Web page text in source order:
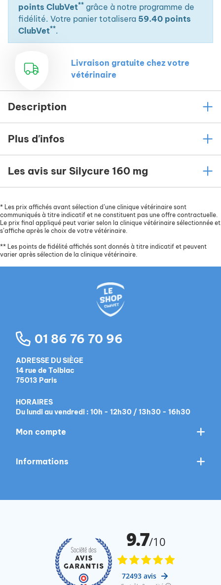
points ClubVet** grâce à notre programme de
fidélité. Votre panier totalisera 59.40 points
ClubVet**.
Livraison gratuite chez votre
vétérinaire
Description
Plus d'infos
Les avis sur Silycure 160 mg
* Les prix affichés avant sélection d’une clinique vétérinaire sont
communiqués à titre indicatif et ne constituent pas une offre contractuelle.
Le prix final appliqué peut varier selon la clinique vétérinaire sélectionnée et
s’affiche après le choix de votre vétérinaire.
** Les points de fidélité affichés sont donnés à titre indicatif et peuvent
varier après sélection de la clinique vétérinaire.
01 86 76 70 96
ADRESSE DU SIÈGE
14 rue de Tolbiac
75013 Paris
HORAIRES
Du lundi au vendredi : 10h - 12h30 / 13h30 - 16h30
Mon compte
Informations